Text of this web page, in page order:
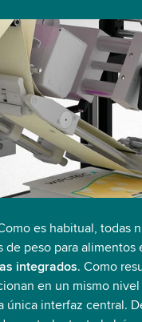
es habitual, todas
de peso para alimentos
integrados. Como
en un mismo
única interfaz central.